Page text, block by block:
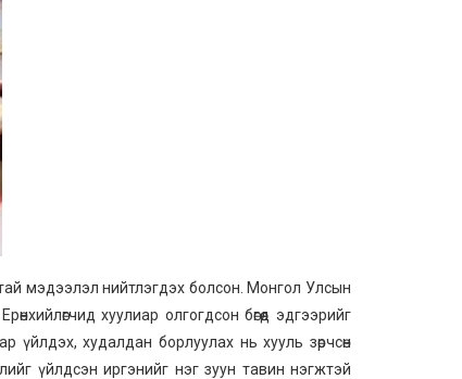
мэдээлэл нийтлэгдэх болсон. Монгол Улсын
хуулиар олгогдсон бөгөөд эдгээрийг
үйлдэх, худалдан борлуулах нь хууль зөрчсөн
үйлдсэн иргэнийг нэг зуун тавин нэгжтэй